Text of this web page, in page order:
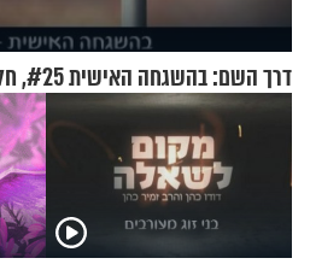
דרך השם: בהשגחה האישית #25, חלק ב